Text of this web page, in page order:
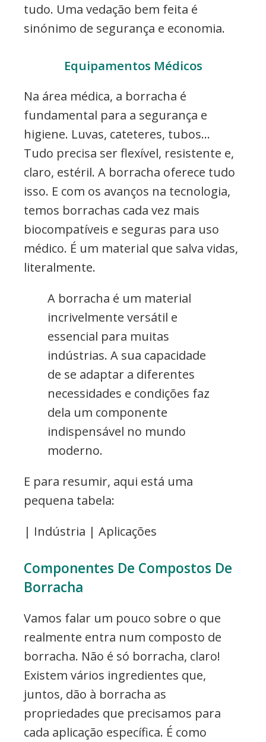
tudo. Uma vedação bem feita é
sinónimo de segurança e economia.
Equipamentos Médicos
Na área médica, a borracha é
fundamental para a segurança e
higiene. Luvas, cateteres, tubos…
Tudo precisa ser flexível, resistente e,
claro, estéril. A borracha oferece tudo
isso. E com os avanços na tecnologia,
temos borrachas cada vez mais
biocompatíveis e seguras para uso
médico. É um material que salva vidas,
literalmente.
A borracha é um material
incrivelmente versátil e
essencial para muitas
indústrias. A sua capacidade
de se adaptar a diferentes
necessidades e condições faz
dela um componente
indispensável no mundo
moderno.
E para resumir, aqui está uma
pequena tabela:
| Indústria | Aplicações
Componentes De Compostos De
Borracha
Vamos falar um pouco sobre o que
realmente entra num composto de
borracha. Não é só borracha, claro!
Existem vários ingredientes que,
juntos, dão à borracha as
propriedades que precisamos para
cada aplicação específica. É como